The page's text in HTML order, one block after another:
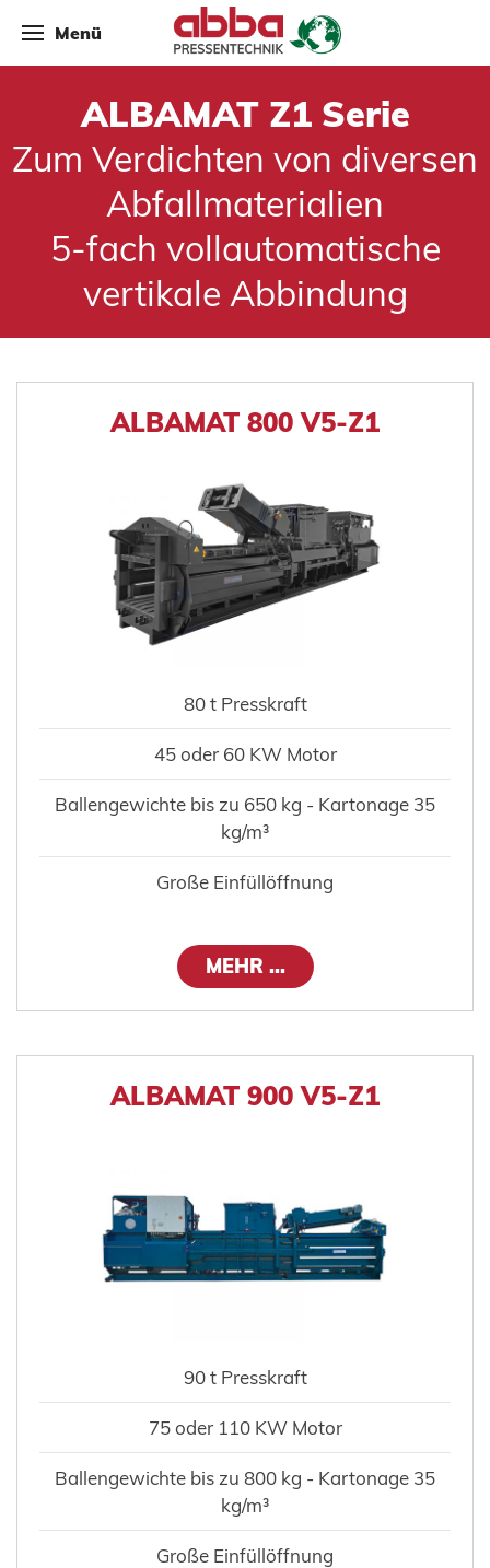
Menü
ALBAMAT Z1 Serie
Zum Verdichten von diversen
Abfallmaterialien
5-fach vollautomatische
vertikale Abbindung
ALBAMAT 800 V5-Z1
80 t Presskraft
45 oder 60 KW Motor
Ballengewichte bis zu 650 kg - Kartonage 35
kg/m³
Große Einfüllöffnung
MEHR ...
ALBAMAT 900 V5-Z1
90 t Presskraft
75 oder 110 KW Motor
Ballengewichte bis zu 800 kg - Kartonage 35
kg/m³
Große Einfüllöffnung